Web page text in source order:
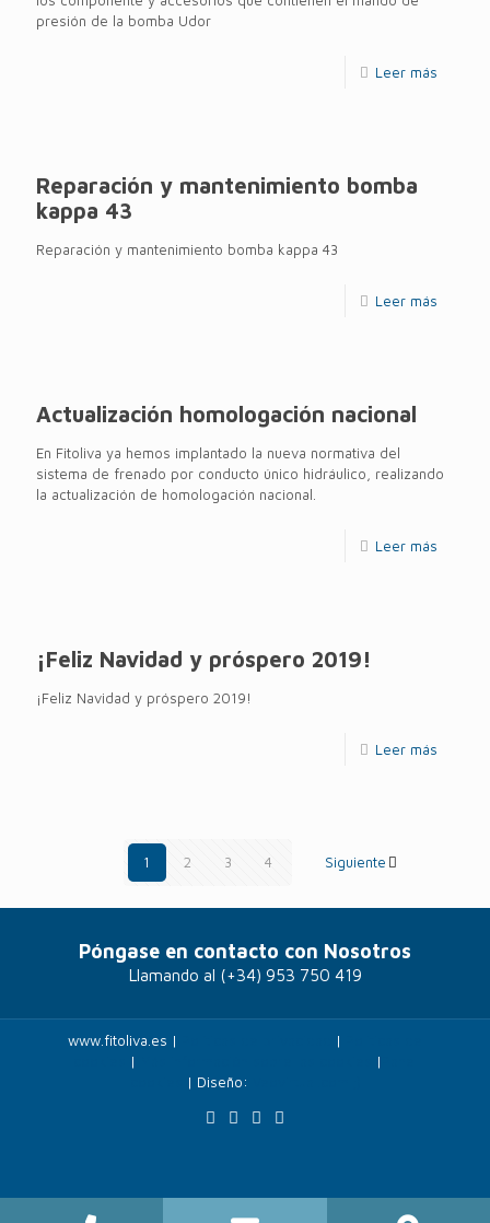
presión de la bomba Udor
Leer más
Reparación y mantenimiento bomba
kappa 43
Reparación y mantenimiento bomba kappa 43
Leer más
Actualización homologación nacional
En Fitoliva ya hemos implantado la nueva normativa del
sistema de frenado por conducto único hidráulico, realizando
la actualización de homologación nacional.
Leer más
¡Feliz Navidad y próspero 2019!
¡Feliz Navidad y próspero 2019!
Leer más
1 2 3 4 Siguiente
Póngase en contacto con Nosotros
Llamando al (+34) 953 750 419
www.fitoliva.es | |
| |
| Diseño: